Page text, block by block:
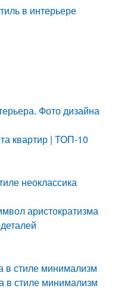
в интерьере
Фото дизайна
квартир | ТОП-10
неоклассика
аристократизма
в стиле минимализм
в стиле минимализм